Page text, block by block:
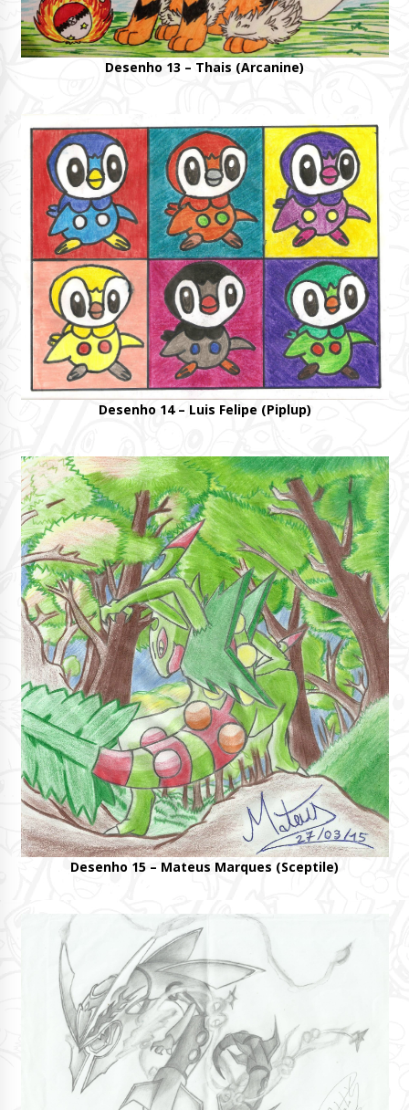
Desenho 13 – Thais (Arcanine)
Desenho 14 – Luis Felipe (Piplup)
Desenho 15 – Mateus Marques (Sceptile)